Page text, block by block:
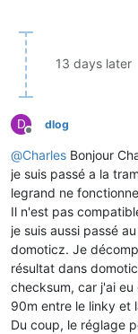
13 days later
D
Offline
dlog
@Charles Bonjour
je suis passé a la
legrand ne
Il n'est pas
je suis aussi passé
domoticz. Je
résultat dans
checksum, car j'ai
90m entre le linky et
Du coup, le réglage